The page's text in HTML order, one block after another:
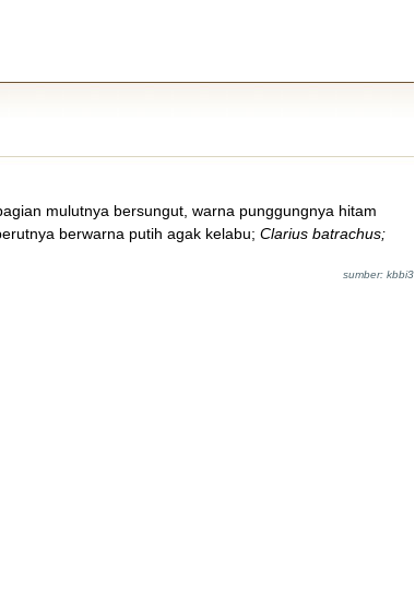
mulutnya bersungut, warna punggungnya hitam
berwarna putih agak kelabu; Clarius batrachus;
sumber: kbbi3